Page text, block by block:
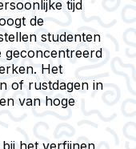
tijd
de
studenten
geconcentreerd
Het
of rustdagen in
van hoge
het verfijnen